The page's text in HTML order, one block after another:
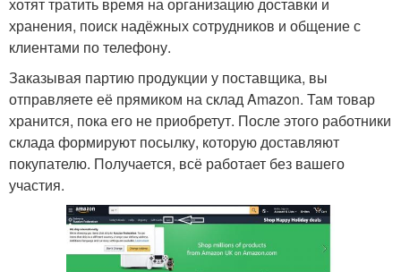
хотят тратить время на организацию доставки и
хранения, поиск надёжных сотрудников и общение с
клиентами по телефону.
Заказывая партию продукции у поставщика, вы
отправляете её прямиком на склад Amazon. Там товар
хранится, пока его не приобретут. После этого работники
склада формируют посылку, которую доставляют
покупателю. Получается, всё работает без вашего
участия.